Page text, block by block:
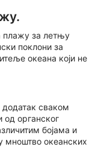
плажу за летњу
поклони за
океана који не
сваком
органског
бојама и
мноштво океанских